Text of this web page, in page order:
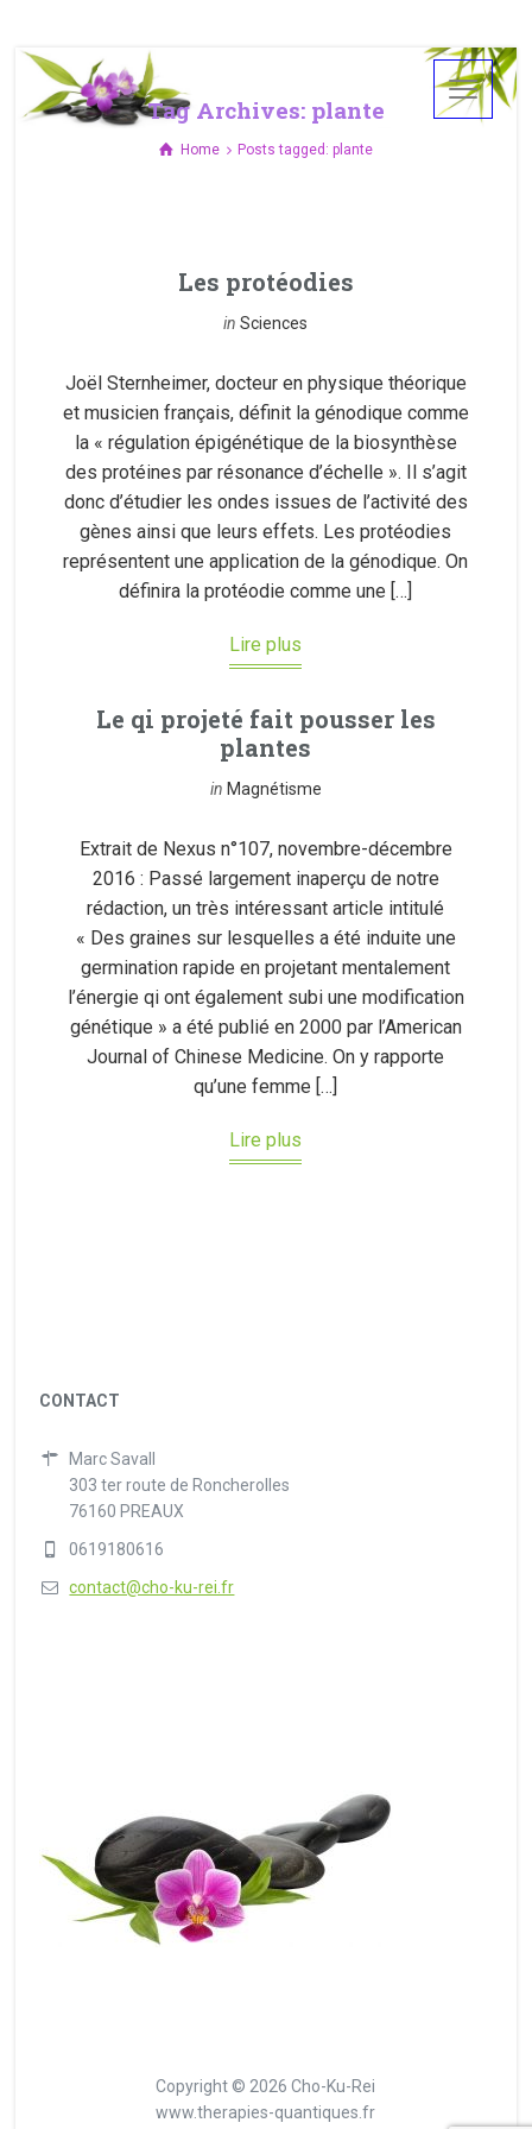
Tag Archives: plante
Home Posts tagged: plante
Les protéodies
inSciences
Joël Sternheimer, docteur en physique théorique
et musicien français, définit la génodique comme
la « régulation épigénétique de la biosynthèse
des protéines par résonance d’échelle ». Il s’agit
donc d’étudier les ondes issues de l’activité des
gènes ainsi que leurs effets. Les protéodies
représentent une application de la génodique. On
définira la protéodie comme une […]
Lire plus
Le qi projeté fait pousser les
plantes
in Magnétisme
Extrait de Nexus n°107, novembre-décembre
2016 : Passé largement inaperçu de notre
rédaction, un très intéressant article intitulé
« Des graines sur lesquelles a été induite une
germination rapide en projetant mentalement
l’énergie qi ont également subi une modification
génétique » a été publié en 2000 par l’American
Journal of Chinese Medicine. On y rapporte
qu’une femme […]
Lire plus
CONTACT
Marc Savall
303 ter route de Roncherolles
76160 PREAUX
0619180616
contact@cho-ku-rei.fr
Copyright © 2026 Cho-Ku-Rei
www.therapies-quantiques.fr